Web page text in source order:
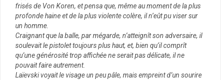
frisés de Von Koren, et pensa que, même au moment de la plus
profonde haine et de la plus violente colère, il n’eût pu viser sur
un homme.
Craignant que la balle, par mégarde, n’atteignît son adversaire, il
soulevait le pistolet toujours plus haut, et, bien qu’il comprît
qu’une générosité trop affichée ne serait pas délicate, il ne
pouvait faire autrement.
Laïevski voyait le visage un peu pâle, mais empreint d’un sourire